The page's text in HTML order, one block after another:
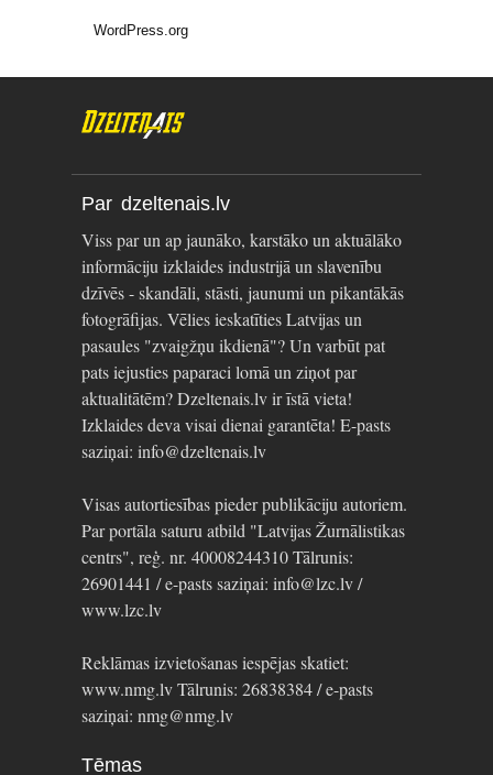
WordPress.org
Par dzeltenais.lv
Viss par un ap jaunāko, karstāko un aktuālāko
informāciju izklaides industrijā un slavenību
dzīvēs - skandāli, stāsti, jaunumi un pikantākās
fotogrāfijas. Vēlies ieskatīties Latvijas un
pasaules "zvaigžņu ikdienā"? Un varbūt pat
pats iejusties paparaci lomā un ziņot par
aktualitātēm? Dzeltenais.lv ir īstā vieta!
Izklaides deva visai dienai garantēta! E-pasts
saziņai: info@dzeltenais.lv
Visas autortiesības pieder publikāciju autoriem.
Par portāla saturu atbild "Latvijas Žurnālistikas
centrs", reģ. nr. 40008244310 Tālrunis:
26901441 / e-pasts saziņai: info@lzc.lv /
www.lzc.lv
Reklāmas izvietošanas iespējas skatiet:
www.nmg.lv Tālrunis: 26838384 / e-pasts
saziņai: nmg@nmg.lv
Tēmas